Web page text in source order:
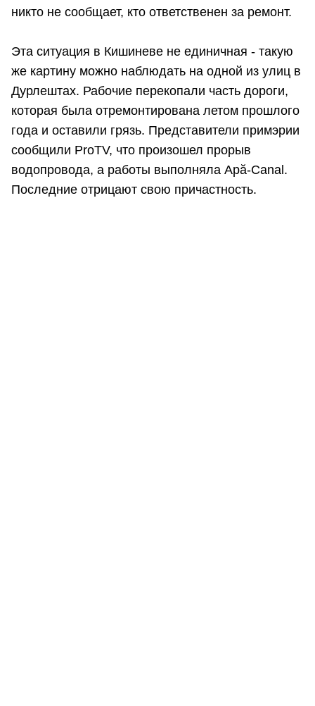
никто не сообщает, кто ответственен за ремонт.
Эта ситуация в Кишиневе не единичная - такую
же картину можно наблюдать на одной из улиц в
Дурлештах. Рабочие перекопали часть дороги,
которая была отремонтирована летом прошлого
года и оставили грязь. Представители примэрии
сообщили ProTV, что произошел прорыв
водопровода, а работы выполняла Apă-Canal.
Последние отрицают свою причастность.